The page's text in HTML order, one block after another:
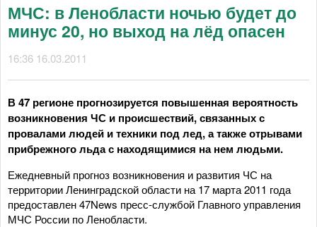
МЧС: в Ленобласти ночью будет до
минус 20, но выход на лёд опасен
16:36 16.03.2011
В 47 регионе прогнозируется повышенная вероятность
возникновения ЧС и происшествий, связанных с
провалами людей и техники под лед, а также отрывами
прибрежного льда с находящимися на нем людьми.
Ежедневный прогноз возникновения и развития ЧС на
территории Ленинградской области на 17 марта 2011 года
предоставлен 47News пресс-службой Главного управления
МЧС России по Ленобласти.